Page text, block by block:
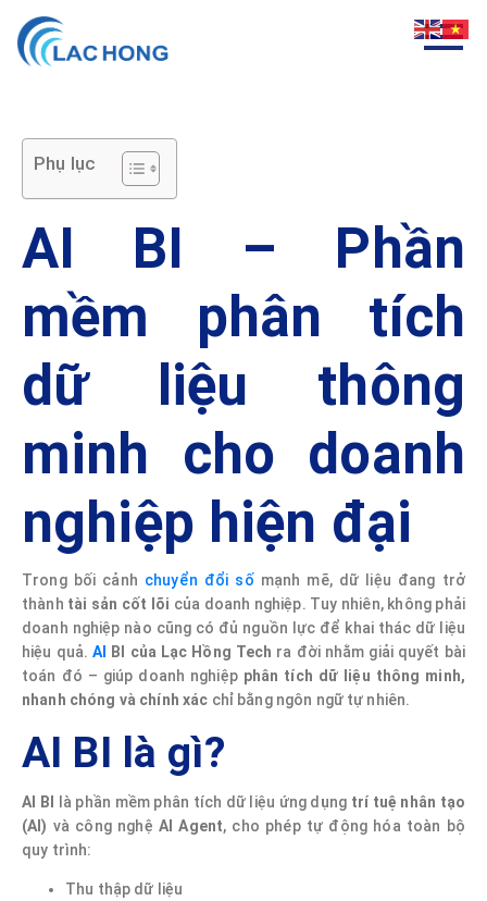
Phụ lục
AI BI – Phần
mềm phân tích
dữ liệu thông
minh cho doanh
nghiệp hiện đại
Trong bối cảnh chuyển đổi số mạnh mẽ, dữ liệu đang trở
thành tài sản cốt lõi của doanh nghiệp. Tuy nhiên, không phải
doanh nghiệp nào cũng có đủ nguồn lực để khai thác dữ liệu
hiệu quả.AI BI của Lạc Hồng Tech ra đời nhằm giải quyết bài
toán đó – giúp doanh nghiệp phân tích dữ liệu thông minh,
nhanh chóng và chính xác chỉ bằng ngôn ngữ tự nhiên.
AI BI là gì?
AI BI là phần mềm phân tích dữ liệu ứng dụng trí tuệ nhân tạo
(AI) và công nghệ AI Agent, cho phép tự động hóa toàn bộ
quy trình:
Thu thập dữ liệu